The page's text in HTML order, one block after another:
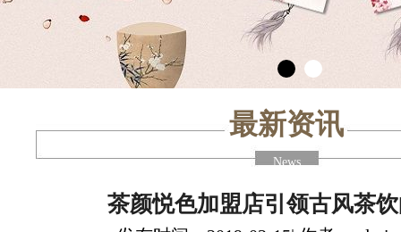
最新资讯
News
茶颜悦色加盟店引领古风茶